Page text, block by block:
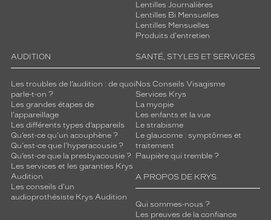
Lentilles Journalières
Lentilles Bi Mensuelles
Lentilles Mensuelles
Produits d'entretien
AUDITION
Les troubles de l’audition : de quoi
parle-t-on ?
Les grandes étapes de
l'appareillage
Les différents types d’appareils
Qu’est-ce qu'un acouphène ?
Qu'est-ce que l'hyperacousie ?
Qu’est-ce que la presbyacousie ?
Les services et les garanties Krys
Audition
Les conseils d'un
audioprothésiste Krys Audition
SANTÉ, STYLES ET SERVICES
Nos Conseils Visagisme
Services Krys
La myopie
Les enfants et la vue
Le strabisme
Le glaucome : symptômes et
traitement
Paupière qui tremble ?
A PROPOS DE KRYS
Qui sommes-nous ?
Les preuves de la confiance